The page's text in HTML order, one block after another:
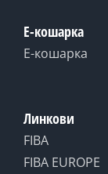
Е-кошарка
Е-кошарка
Линкови
FIBA
FIBA EUROPE